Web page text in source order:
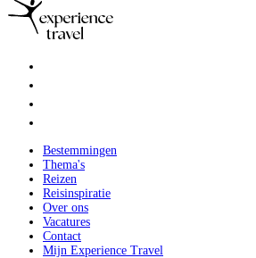
Bestemmingen
Thema's
Reizen
Reisinspiratie
Over ons
Vacatures
Contact
Mijn Experience Travel